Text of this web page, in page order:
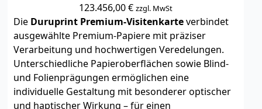
123.456,00€ zzgl. MwSt
Die Duruprint Premium-Visitenkarteverbindet
ausgewählte Premium-Papiere mit präziser
Verarbeitung und hochwertigen Veredelungen.
Unterschiedliche Papieroberflächen sowie Blind-
und Folienprägungen ermöglichen eine
individuelle Gestaltung mit besonderer optischer
und haptischer Wirkung – für einen